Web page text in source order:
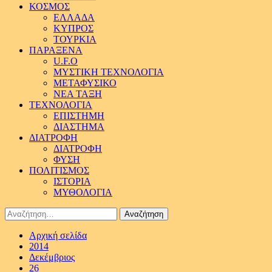
ΚΟΣΜΟΣ
ΕΛΛΑΔΑ
ΚΥΠΡΟΣ
ΤΟΥΡΚΙΑ
ΠΑΡΑΞΕΝΑ
U.F.O
ΜΥΣΤΙΚΗ ΤΕΧΝΟΛΟΓΙΑ
ΜΕΤΑΦΥΣΙΚΟ
ΝΕΑ ΤΑΞΗ
ΤΕΧΝΟΛΟΓΙΑ
ΕΠΙΣΤΗΜΗ
ΔΙΑΣΤΗΜΑ
ΔΙΑΤΡΟΦΗ
ΔΙΑΤΡΟΦΗ
ΦΥΣΗ
ΠΟΛΙΤΙΣΜΟΣ
ΙΣΤΟΡΙΑ
ΜΥΘΟΛΟΓΙΑ
Αναζήτηση
για:
Αρχική σελίδα
2014
Δεκέμβριος
26